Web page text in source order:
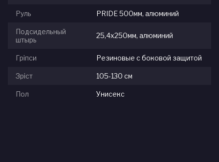
Руль PRIDE 500мм, алюминий
Подсидельный
штырь
25,4х250мм, алюминий
Гріпси Резиновые с боковой защитой
Зріст 105-130 см
Пол Унисекс